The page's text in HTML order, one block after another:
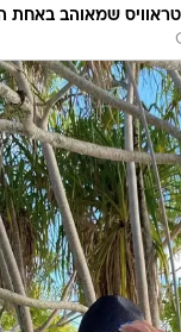
שמאוהב באחת